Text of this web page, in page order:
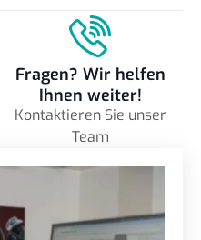
Fragen? Wir helfen
Ihnen weiter!
Kontaktieren Sie unser
Team